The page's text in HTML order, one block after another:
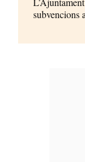
subvencions